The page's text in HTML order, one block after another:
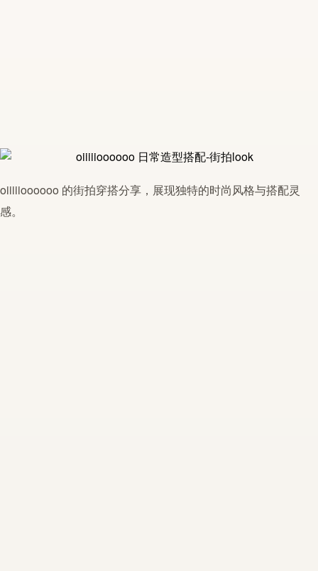
oiiiiioooooo 的街拍穿搭分享，展现独特的时尚风格与搭配灵
感。